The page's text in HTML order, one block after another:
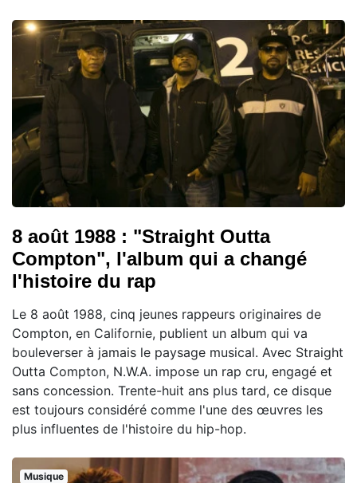
8 août 1988 : "Straight Outta
Compton", l'album qui a changé
l'histoire du rap
Le 8 août 1988, cinq jeunes rappeurs originaires de
Compton, en Californie, publient un album qui va
bouleverser à jamais le paysage musical. Avec Straight
Outta Compton, N.W.A. impose un rap cru, engagé et
sans concession. Trente-huit ans plus tard, ce disque
est toujours considéré comme l'une des œuvres les
plus influentes de l'histoire du hip-hop.
Musique